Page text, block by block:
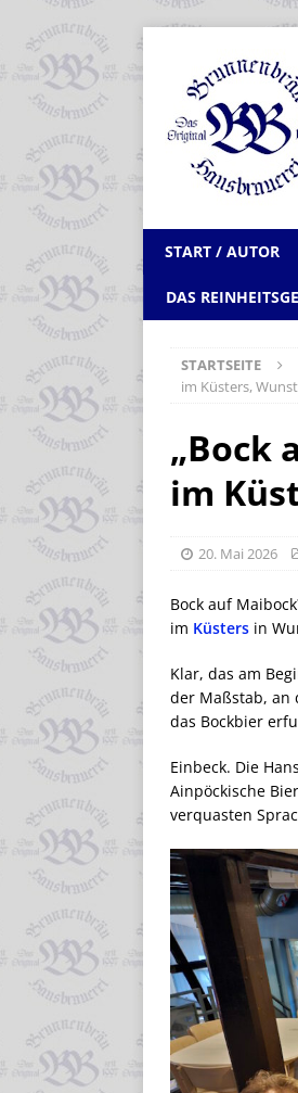
START / AUTOR
DAS
STARTSEITE
im Küsters,
„Bock
im
20. Mai 2026
Bock auf
im Küsters in
Klar, das am
der Maßstab, an
das Bockbier
Einbeck. Die
Ainpöckische
verquasten